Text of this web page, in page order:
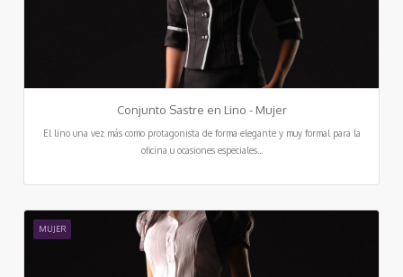
Conjunto Sastre en Lino - Mujer
El lino una vez más como protagonista de forma elegante y muy formal para la
oficina u ocasiones especiales...
MUJER